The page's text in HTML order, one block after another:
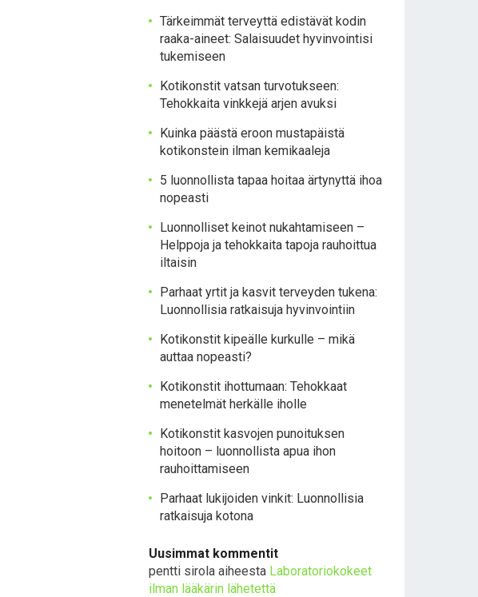
Tärkeimmät terveyttä edistävät kodin
raaka-aineet: Salaisuudet hyvinvointisi
tukemiseen
Kotikonstit vatsan turvotukseen:
Tehokkaita vinkkejä arjen avuksi
Kuinka päästä eroon mustapäistä
kotikonstein ilman kemikaaleja
5 luonnollista tapaa hoitaa ärtynyttä ihoa
nopeasti
Luonnolliset keinot nukahtamiseen –
Helppoja ja tehokkaita tapoja rauhoittua
iltaisin
Parhaat yrtit ja kasvit terveyden tukena:
Luonnollisia ratkaisuja hyvinvointiin
Kotikonstit kipeälle kurkulle – mikä
auttaa nopeasti?
Kotikonstit ihottumaan: Tehokkaat
menetelmät herkälle iholle
Kotikonstit kasvojen punoituksen
hoitoon – luonnollista apua ihon
rauhoittamiseen
Parhaat lukijoiden vinkit: Luonnollisia
ratkaisuja kotona
Uusimmat kommentit
pentti sirola aiheesta Laboratoriokokeet
ilman lääkärin lähetettä